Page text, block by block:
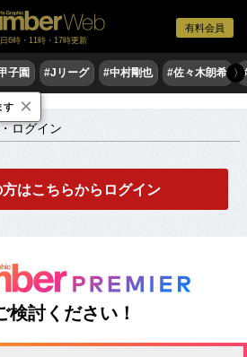
有料会員
6時・11時・17時更新
子園 #Jリーグ #中村剛也 #佐々木朗希 〉
イン
ログイン
方はこちらからログイン
検討ください！
す ×